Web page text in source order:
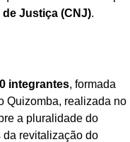
Justiça (CNJ).
integrantes, formada
Quizomba, realizada no
a pluralidade do
da revitalização do